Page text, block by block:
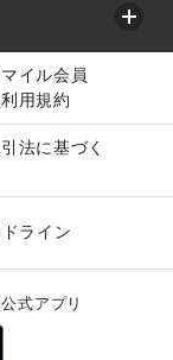
イル会員
用規約
法に基づく
ライン
式アプリ